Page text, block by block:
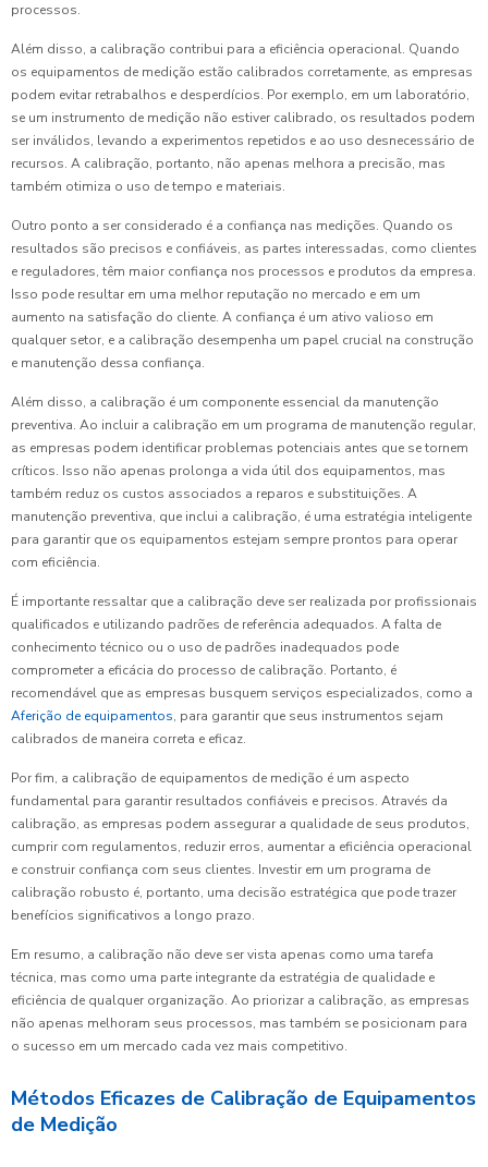
processos.
Além disso, a calibração contribui para a eficiência operacional. Quando
os equipamentos de medição estão calibrados corretamente, as empresas
podem evitar retrabalhos e desperdícios. Por exemplo, em um laboratório,
se um instrumento de medição não estiver calibrado, os resultados podem
ser inválidos, levando a experimentos repetidos e ao uso desnecessário de
recursos. A calibração, portanto, não apenas melhora a precisão, mas
também otimiza o uso de tempo e materiais.
Outro ponto a ser considerado é a confiança nas medições. Quando os
resultados são precisos e confiáveis, as partes interessadas, como clientes
e reguladores, têm maior confiança nos processos e produtos da empresa.
Isso pode resultar em uma melhor reputação no mercado e em um
aumento na satisfação do cliente. A confiança é um ativo valioso em
qualquer setor, e a calibração desempenha um papel crucial na construção
e manutenção dessa confiança.
Além disso, a calibração é um componente essencial da manutenção
preventiva. Ao incluir a calibração em um programa de manutenção regular,
as empresas podem identificar problemas potenciais antes que se tornem
críticos. Isso não apenas prolonga a vida útil dos equipamentos, mas
também reduz os custos associados a reparos e substituições. A
manutenção preventiva, que inclui a calibração, é uma estratégia inteligente
para garantir que os equipamentos estejam sempre prontos para operar
com eficiência.
É importante ressaltar que a calibração deve ser realizada por profissionais
qualificados e utilizando padrões de referência adequados. A falta de
conhecimento técnico ou o uso de padrões inadequados pode
comprometer a eficácia do processo de calibração. Portanto, é
recomendável que as empresas busquem serviços especializados, como a
Aferição de equipamentos, para garantir que seus instrumentos sejam
calibrados de maneira correta e eficaz.
Por fim, a calibração de equipamentos de medição é um aspecto
fundamental para garantir resultados confiáveis e precisos. Através da
calibração, as empresas podem assegurar a qualidade de seus produtos,
cumprir com regulamentos, reduzir erros, aumentar a eficiência operacional
e construir confiança com seus clientes. Investir em um programa de
calibração robusto é, portanto, uma decisão estratégica que pode trazer
benefícios significativos a longo prazo.
Em resumo, a calibração não deve ser vista apenas como uma tarefa
técnica, mas como uma parte integrante da estratégia de qualidade e
eficiência de qualquer organização. Ao priorizar a calibração, as empresas
não apenas melhoram seus processos, mas também se posicionam para
o sucesso em um mercado cada vez mais competitivo.
Métodos Eficazes de Calibração de Equipamentos
de Medição